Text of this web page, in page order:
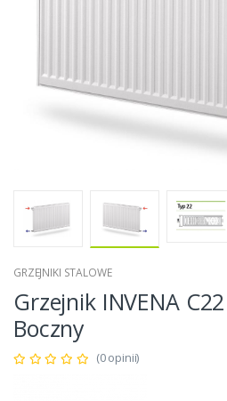
GRZEJNIKI STALOWE
Grzejnik INVENA
Boczny
(0 opinii)